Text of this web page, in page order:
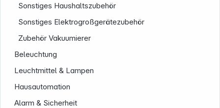
Sonstiges Haushaltszubehör
Sonstiges Elektrogroßgerätezubehör
Zubehör Vakuumierer
Beleuchtung
Leuchtmittel & Lampen
Hausautomation
Alarm & Sicherheit